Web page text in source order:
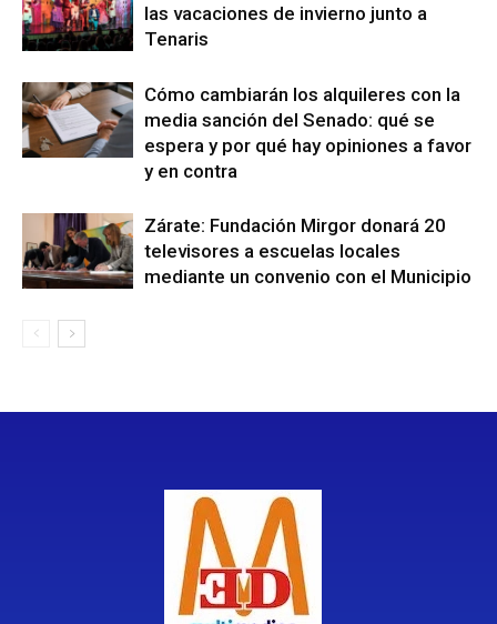
las vacaciones de invierno junto a
Tenaris
Cómo cambiarán los alquileres con la
media sanción del Senado: qué se
espera y por qué hay opiniones a favor
y en contra
Zárate: Fundación Mirgor donará 20
televisores a escuelas locales
mediante un convenio con el Municipio